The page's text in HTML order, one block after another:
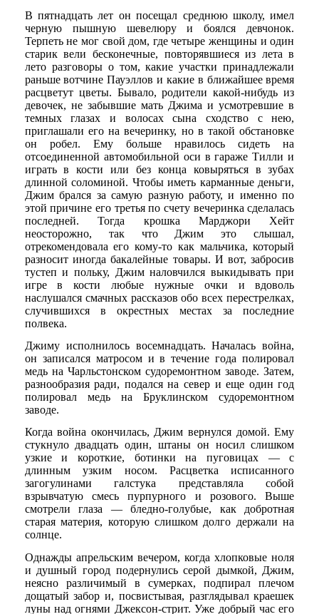
В пятнадцать лет он посещал среднюю школу, имел
черную пышную шевелюру и боялся девчонок.
Терпеть не мог свой дом, где четыре женщины и один
старик вели бесконечные, повторявшиеся из лета в
лето разговоры о том, какие участки принадлежали
раньше вотчине Пауэллов и какие в ближайшее время
расцветут цветы. Бывало, родители какой-нибудь из
девочек, не забывшие мать Джима и усмотревшие в
темных глазах и волосах сына сходство с нею,
приглашали его на вечеринку, но в такой обстановке
он робел. Ему больше нравилось сидеть на
отсоединенной автомобильной оси в гараже Тилли и
играть в кости или без конца ковыряться в зубах
длинной соломиной. Чтобы иметь карманные деньги,
Джим брался за самую разную работу, и именно по
этой причине его третья по счету вечеринка сделалась
последней. Тогда крошка Марджори Хейт
неосторожно, так что Джим это слышал,
отрекомендовала его кому-то как мальчика, который
разносит иногда бакалейные товары. И вот, забросив
тустеп и польку, Джим наловчился выкидывать при
игре в кости любые нужные очки и вдоволь
наслушался смачных рассказов обо всех перестрелках,
случившихся в окрестных местах за последние
полвека.
Джиму исполнилось восемнадцать. Началась война,
он записался матросом и в течение года полировал
медь на Чарльстонском судоремонтном заводе. Затем,
разнообразия ради, подался на север и еще один год
полировал медь на Бруклинском судоремонтном
заводе.
Когда война окончилась, Джим вернулся домой. Ему
стукнуло двадцать один, штаны он носил слишком
узкие и короткие, ботинки на пуговицах — с
длинным узким носом. Расцветка исписанного
загогулинами галстука представляла собой
взрывчатую смесь пурпурного и розового. Выше
смотрели глаза — бледно-голубые, как добротная
старая материя, которую слишком долго держали на
солнце.
Однажды апрельским вечером, когда хлопковые ноля
и душный город подернулись серой дымкой, Джим,
неясно различимый в сумерках, подпирал плечом
дощатый забор и, посвистывая, разглядывал краешек
луны над огнями Джексон-стрит. Уже добрый час его